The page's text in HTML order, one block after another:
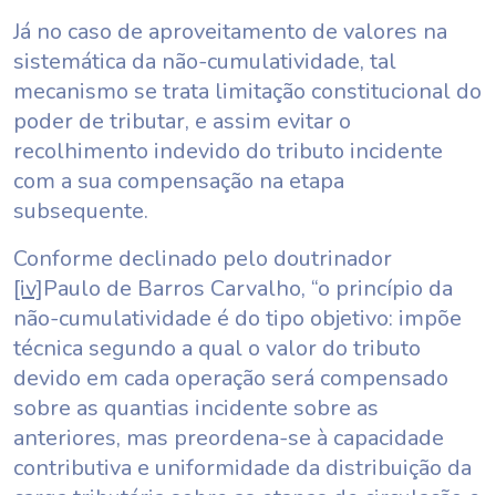
Já no caso de aproveitamento de valores na
sistemática da não-cumulatividade, tal
mecanismo se trata limitação constitucional do
poder de tributar, e assim evitar o
recolhimento indevido do tributo incidente
com a sua compensação na etapa
subsequente.
Conforme declinado pelo doutrinador
[iv]Paulo de Barros Carvalho, “o princípio da
não-cumulatividade é do tipo objetivo: impõe
técnica segundo a qual o valor do tributo
devido em cada operação será compensado
sobre as quantias incidente sobre as
anteriores, mas preordena-se à capacidade
contributiva e uniformidade da distribuição da